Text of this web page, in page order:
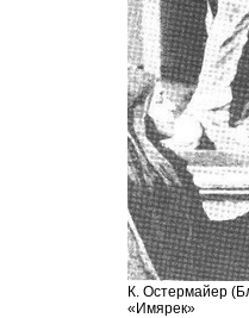
К. Остермайер
«Имярек»